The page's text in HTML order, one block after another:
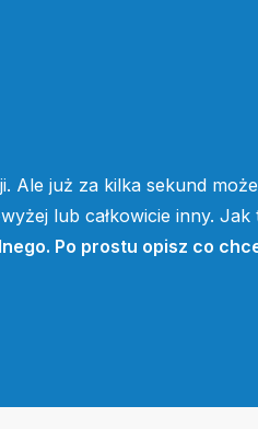
już za kilka sekund
lub całkowicie inny. Jak
Po prostu opisz co